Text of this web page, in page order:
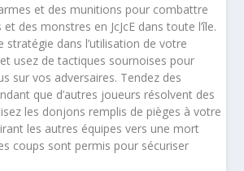
et des munitions pour combattre
et des monstres en JcJcE dans toute l’île.
stratégie dans l’utilisation de votre
usez de tactiques sournoises pour
sur vos adversaires. Tendez des
que d’autres joueurs résolvent des
les donjons remplis de pièges à votre
les autres équipes vers une mort
coups sont permis pour sécuriser